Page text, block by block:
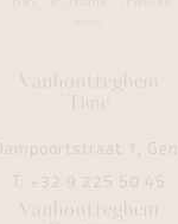
Vanhoutteghem
Time
Dampoortstraat 1, Gent
T. +32 9 225 50 45
Vanhoutteghem